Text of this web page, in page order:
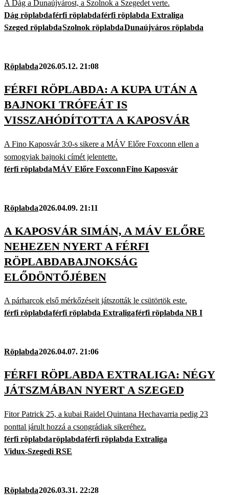
A Dág a Dunaújvárost, a Szolnok a Szegedet verte.
Dág röplabdaférfi röplabdaférfi röplabda Extraliga
Szeged röplabdaSzolnok röplabdaDunaújváros röplabda
Röplabda2026.05.12. 21:08
FÉRFI RÖPLABDA: A KUPA UTÁN A
BAJNOKI TRÓFEÁT IS
VISSZAHÓDÍTOTTA A KAPOSVÁR
A Fino Kaposvár 3:0-s sikere a MÁV Előre Foxconn ellen a
somogyiak bajnoki címét jelentette.
férfi röplabdaMÁV Előre FoxconnFino Kaposvár
Röplabda2026.04.09. 21:11
A KAPOSVÁR SIMÁN, A MÁV ELŐRE
NEHEZEN NYERT A FÉRFI
RÖPLABDABAJNOKSÁG
ELŐDÖNTŐJÉBEN
A párharcok első mérkőzéseit játszották le csütörtök este.
férfi röplabdaférfi röplabda Extraligaférfi röplabda NB I
Röplabda2026.04.07. 21:06
FÉRFI RÖPLABDA EXTRALIGA: NÉGY
JÁTSZMÁBAN NYERT A SZEGED
Fitor Patrick 25, a kubai Raidel Quintana Hechavarria pedig 23
ponttal járult hozzá a csongrádiak sikeréhez.
férfi röplabdaröplabdaférfi röplabda Extraliga
Vidux-Szegedi RSE
Röplabda2026.03.31. 22:28